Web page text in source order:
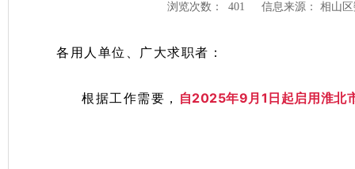
浏览次数： 401 信息来源： 相山
各用人单位、广大求职者：
根据工作需要， 自2025年9月1日起启用淮北